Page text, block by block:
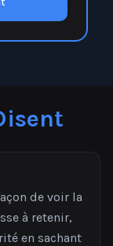
de voir la
à retenir,
en sachant